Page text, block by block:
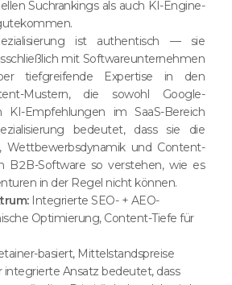
Suchrankings als auch KI-Engine-
ist authentisch — sie
mit Softwareunternehmen
tiefgreifende Expertise in den
Mustern, die sowohl Google-
KI-Empfehlungen im SaaS-Bereich
bedeutet, dass sie die
Wettbewerbsdynamik und Content-
B2B-Software so verstehen, wie es
in der Regel nicht können.
Integrierte SEO- + AEO-
Optimierung, Content-Tiefe für
basiert, Mittelstandspreise
Ansatz bedeutet, dass